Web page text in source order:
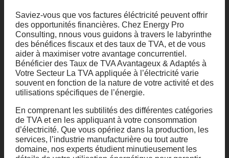
Saviez-vous que vos factures éléctricité peuvent offrir
des opportunités financières. Chez Energy Pro
Consulting, nnous vous guidons à travers le labyrinthe
des bénéfices fiscaux et des taux de TVA, et de vous
aider à maximiser votre avantage concurrentiel.
Bénéficier des Taux de TVA Avantageux & Adaptés à
Votre Secteur La TVA appliquée à l’électricité varie
souvent en fonction de la nature de votre activité et des
utilisations spécifiques de l’énergie.
En comprenant les subtilités des différentes catégories
de TVA et en les appliquant à votre consommation
d’électricité. Que vous opériez dans la production, les
services, l’industrie manufacturière ou tout autre
domaine, nos experts étudient minutieusement les